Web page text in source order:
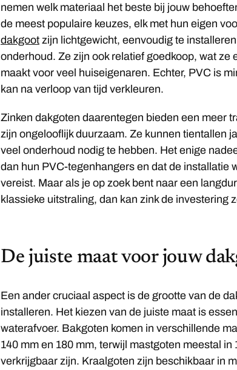
nemen welk materiaal het beste bij jouw
de meest populaire keuzes, elk met hun eigen
dakgootzijn lichtgewicht, eenvoudig te
onderhoud. Ze zijn ook relatief goedkoop, wat ze
maakt voor veel huiseigenaren. Echter, PVC is
kan na verloop van tijd verkleuren.
Zinken dakgoten daarentegen bieden een meer
zijn ongelooflijk duurzaam. Ze kunnen tientallen
veel onderhoud nodig te hebben. Het enige
dan hun PVC-tegenhangers en dat de installatie
vereist. Maar als je op zoek bent naar een
klassieke uitstraling, dan kan zink de investering
De juiste maat voor jouw
Een ander cruciaal aspect is de grootte van de
installeren. Het kiezen van de juiste maat is
waterafvoer. Bakgoten komen in verschillende
140 mm en 180 mm, terwijl mastgoten meestal in
verkrijgbaar zijn. Kraalgoten zijn beschikbaar in